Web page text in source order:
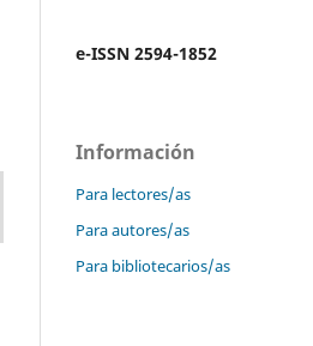
e-ISSN 2594-1852
Información
Para lectores/as
Para autores/as
Para bibliotecarios/as